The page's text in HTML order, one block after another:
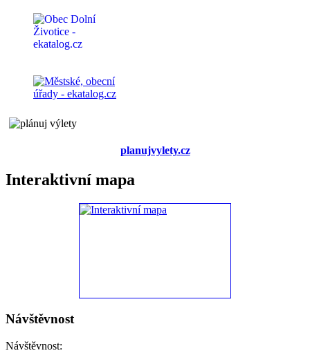
planujvylety.cz
Interaktivní mapa
Návštěvnost
Návštěvnost: